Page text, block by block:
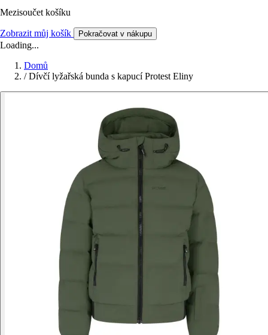
Mezisoučet košíku
Zobrazit můj košík Pokračovat v nákupu
Loading...
Domů
/ Dívčí lyžařská bunda s kapucí Protest Eliny